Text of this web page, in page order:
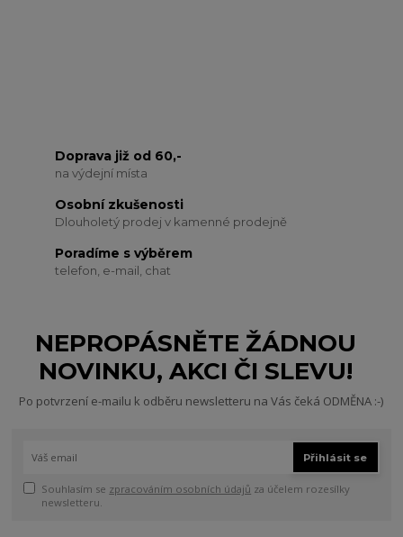
Doprava již od 60,-
na výdejní místa
Osobní zkušenosti
Dlouholetý prodej v kamenné prodejně
Poradíme s výběrem
telefon, e-mail, chat
NEPROPÁSNĚTE ŽÁDNOU
NOVINKU, AKCI ČI SLEVU!
Po potvrzení e-mailu k odběru newsletteru na Vás čeká ODMĚNA :-)
Přihlásit se
Souhlasím se zpracováním osobních údajů za účelem rozesílky
newsletteru.